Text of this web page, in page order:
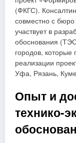
(ФКГС).
совместно с
участвует в
обоснования
городов,
реализации
Уфа, Рязань,
Опыт и
технико-